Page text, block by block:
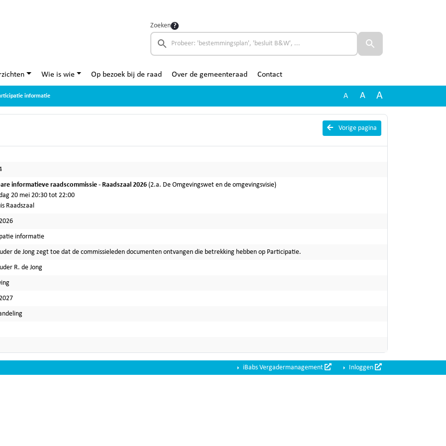
Zoeken
Wie is wie Op bezoek bij de raad Over de gemeenteraad Contact
informatie A A A
Vorige pagina
informatieve raadscommissie - Raadszaal 2026 (2.a. De Omgevingswet en de omgevingsvisie)
20 mei 20:30 tot 22:00
Raadszaal
informatie
de Jong zegt toe dat de commissieleden documenten ontvangen die betrekking hebben op Participatie.
R. de Jong
iBabs Vergadermanagement Inloggen